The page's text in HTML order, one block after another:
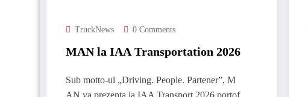
TruckNews 0 Comments
MAN la IAA Transportation 2026
Sub motto-ul „Driving. People. Partener”, M
AN va prezenta la IAA Transport 2026 portof